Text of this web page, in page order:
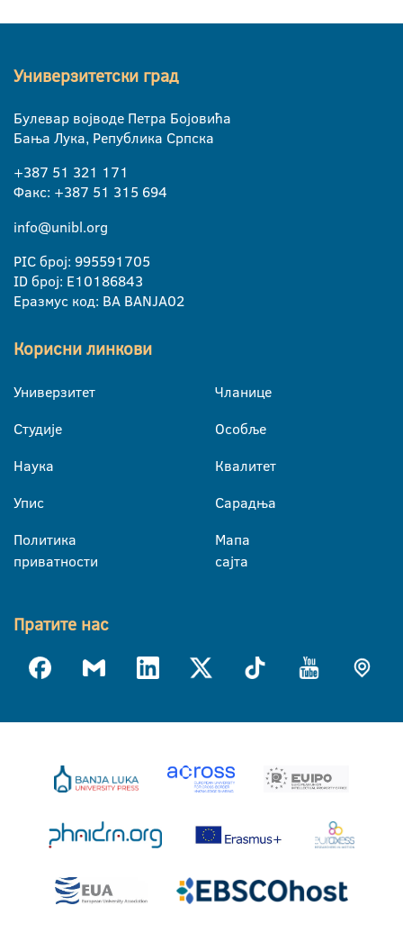
Универзитетски град
Булевар војводе Петра Бојовића
Бања Лука, Република Српска
+387 51 321 171
Факс: +387 51 315 694
info@unibl.org
PIC број: 995591705
ID број: E10186843
Еразмус код: BA BANJA02
Корисни линкови
Универзитет
Студије
Наука
Упис
Политика
приватности
Чланице
Особље
Квалитет
Сарадња
Мапа
сајта
Пратите нас